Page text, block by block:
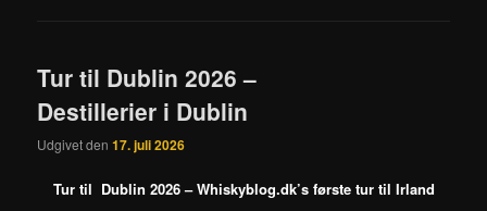
Tur til Dublin 2026 –
Destillerier i Dublin
Udgivet den17. juli 2026
Tur til Dublin 2026 – Whiskyblog.dk’s første tur til Irland